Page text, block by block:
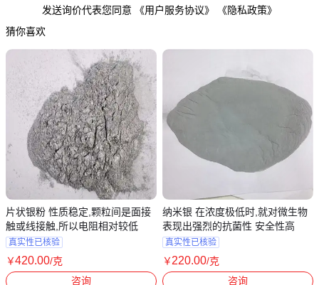
发送询价代表您同意 《用户服务协议》
《隐私政策》
猜你喜欢
片状银粉 性质稳定,颗粒间是面接
触或线接触,所以电阻相对较低
真实性已核验
￥420.00/克
广东深圳
咨询
纳米银 在浓度极低时,就对微生物
表现出强烈的抗菌性 安全性高
真实性已核验
￥220.00/克
广东深圳
咨询